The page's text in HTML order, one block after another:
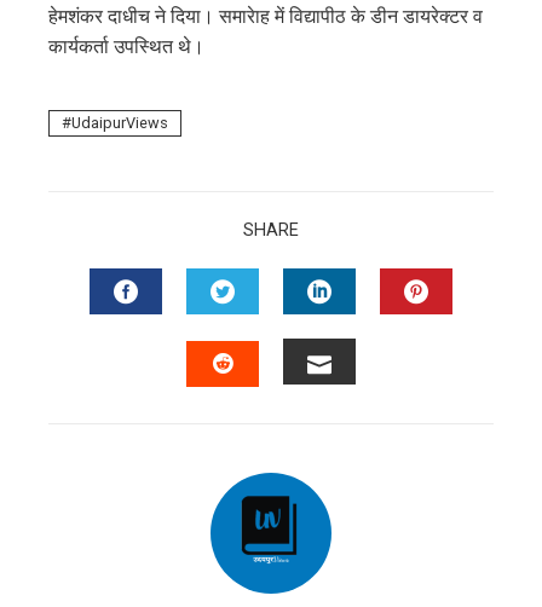
हेमशंकर दाधीच ने दिया। समारेाह में विद्यापीठ के डीन डायरेक्टर व
कार्यकर्ता उपस्थित थे।
UdaipurViews
SHARE
FACEBOOKTWITTERLINKEDIN